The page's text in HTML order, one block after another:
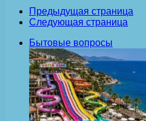
Предыдущая страница
Следующая страница
Бытовые вопросы